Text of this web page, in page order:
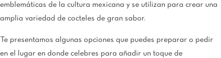
emblemáticas de la cultura mexicana y se utilizan para crear una
amplia variedad de cocteles de gran sabor.
Te presentamos algunas opciones que puedes preparar o pedir
en el lugar en donde celebres para añadir un toque de